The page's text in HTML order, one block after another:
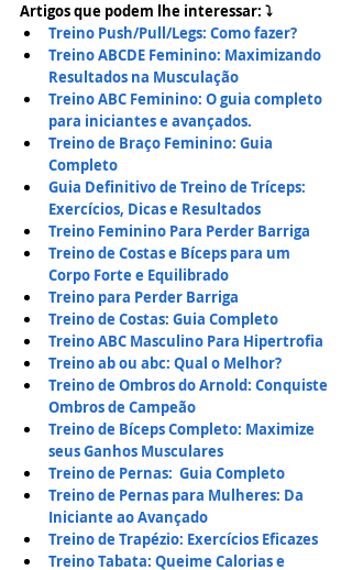
Artigos que podem lhe interessar: ⤵
Treino Push/Pull/Legs: Como fazer?
Treino ABCDE Feminino: Maximizando
Resultados na Musculação
Treino ABC Feminino: O guia completo
para iniciantes e avançados.
Treino de Braço Feminino: Guia
Completo
Guia Definitivo de Treino de Tríceps:
Exercícios, Dicas e Resultados
Treino Feminino Para Perder Barriga
Treino de Costas e Bíceps para um
Corpo Forte e Equilibrado
Treino para Perder Barriga
Treino de Costas: Guia Completo
Treino ABC Masculino Para Hipertrofia
Treino ab ou abc: Qual o Melhor?
Treino de Ombros do Arnold: Conquiste
Ombros de Campeão
Treino de Bíceps Completo: Maximize
seus Ganhos Musculares
Treino de Pernas:  Guia Completo
Treino de Pernas para Mulheres: Da
Iniciante ao Avançado
Treino de Trapézio: Exercícios Eficazes
Treino Tabata: Queime Calorias e